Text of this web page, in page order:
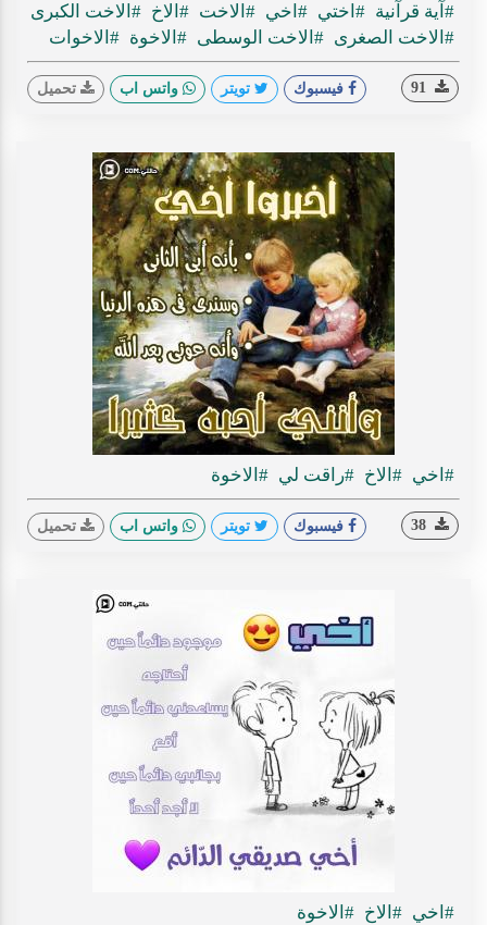
#آية قرآنية #اختي #اخي #الاخت #الاخ #الاخت الكبرى
#الاخت الصغرى #الاخت الوسطى #الاخوة #الاخوات
فيسبوك تويتر واتس اب تحميل
#اخي #الاخ #راقت لي #الاخوة
فيسبوك تويتر واتس اب تحميل
#اخي #الاخ #الاخوة